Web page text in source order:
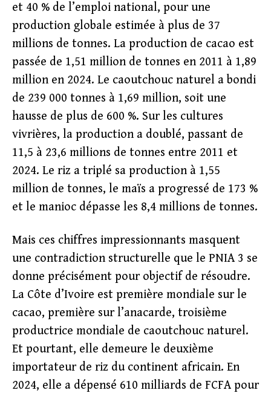
et 40 % de l’emploi national, pour une
production globale estimée à plus de 37
millions de tonnes. La production de cacao est
passée de 1,51 million de tonnes en 2011 à 1,89
million en 2024. Le caoutchouc naturel a bondi
de 239 000 tonnes à 1,69 million, soit une
hausse de plus de 600 %. Sur les cultures
vivrières, la production a doublé, passant de
11,5 à 23,6 millions de tonnes entre 2011 et
2024. Le riz a triplé sa production à 1,55
million de tonnes, le maïs a progressé de 173 %
et le manioc dépasse les 8,4 millions de tonnes.
Mais ces chiffres impressionnants masquent
une contradiction structurelle que le PNIA 3 se
donne précisément pour objectif de résoudre.
La Côte d’Ivoire est première mondiale sur le
cacao, première sur l’anacarde, troisième
productrice mondiale de caoutchouc naturel.
Et pourtant, elle demeure le deuxième
importateur de riz du continent africain. En
2024, elle a dépensé 610 milliards de FCFA pour